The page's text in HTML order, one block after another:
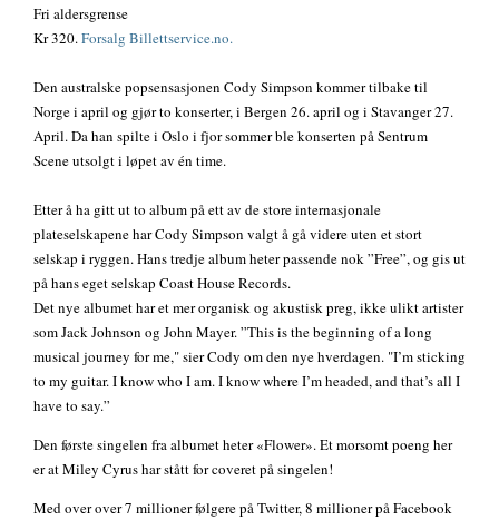
Fri aldersgrense
Kr 320.Forsalg Billettservice.no.
Den australske popsensasjonen Cody Simpson kommer tilbake til
Norge i april og gjør to konserter, i Bergen 26. april og i Stavanger 27.
April. Da han spilte i Oslo i fjor sommer ble konserten på Sentrum
Scene utsolgt i løpet av én time.
Etter å ha gitt ut to album på ett av de store internasjonale
plateselskapene har Cody Simpson valgt å gå videre uten et stort
selskap i ryggen. Hans tredje album heter passende nok ”Free”, og gis ut
på hans eget selskap Coast House Records.
Det nye albumet har et mer organisk og akustisk preg, ikke ulikt artister
som Jack Johnson og John Mayer. ”This is the beginning of a long
musical journey for me," sier Cody om den nye hverdagen. "I’m sticking
to my guitar. I know who I am. I know where I’m headed, and that’s all I
have to say.”
Den første singelen fra albumet heter «Flower». Et morsomt poeng her
er at Miley Cyrus har stått for coveret på singelen!
Med over over 7 millioner følgere på Twitter, 8 millioner på Facebook